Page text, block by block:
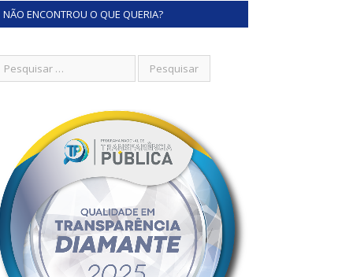
NÃO ENCONTROU O QUE QUERIA?